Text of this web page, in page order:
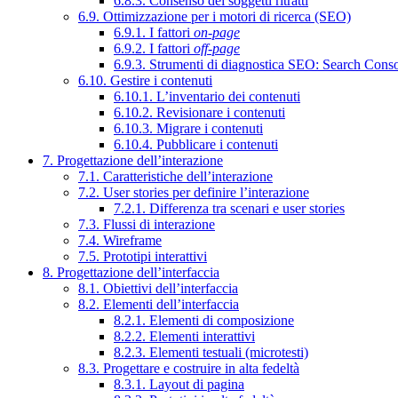
6.9. Ottimizzazione per i motori di ricerca (SEO)
6.9.1. I fattori on-page
6.9.2. I fattori off-page
6.9.3. Strumenti di diagnostica SEO: Search
6.10. Gestire i contenuti
6.10.1. L’inventario dei contenuti
6.10.2. Revisionare i contenuti
6.10.3. Migrare i contenuti
6.10.4. Pubblicare i contenuti
7. Progettazione dell’interazione
7.1. Caratteristiche dell’interazione
7.2. User stories per definire l’interazione
7.2.1. Differenza tra scenari e user stories
7.3. Flussi di interazione
7.4. Wireframe
7.5. Prototipi interattivi
8. Progettazione dell’interfaccia
8.1. Obiettivi dell’interfaccia
8.2. Elementi dell’interfaccia
8.2.1. Elementi di composizione
8.2.2. Elementi interattivi
8.2.3. Elementi testuali (microtesti)
8.3. Progettare e costruire in alta fedeltà
8.3.1. Layout di pagina